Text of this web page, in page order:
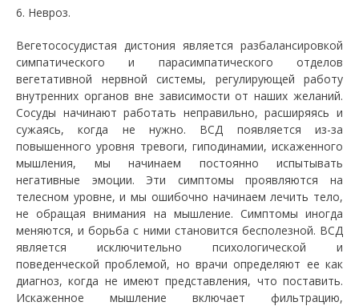
6. Невроз.
Вегетососудистая дистония является разбалансировкой
симпатического и парасимпатического отделов
вегетативной нервной системы, регулирующей работу
внутренних органов вне зависимости от наших желаний.
Сосуды начинают работать неправильно, расширяясь и
сужаясь, когда не нужно. ВСД появляется из-за
повышенного уровня тревоги, гиподинамии, искаженного
мышления, мы начинаем постоянно испытывать
негативные эмоции. Эти симптомы проявляются на
телесном уровне, и мы ошибочно начинаем лечить тело,
не обращая внимания на мышление. Симптомы иногда
меняются, и борьба с ними становится бесполезной. ВСД
является исключительно психологической и
поведенческой проблемой, но врачи определяют ее как
диагноз, когда не имеют представления, что поставить.
Искаженное мышление включает фильтрацию,